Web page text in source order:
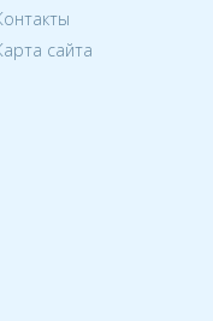
сайта